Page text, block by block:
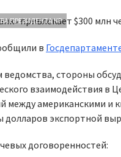
ПРЕЗИДЕНТА КР
в
стороны
взаимодействия в
между американскими и
долларов экспортной
договоренностей: